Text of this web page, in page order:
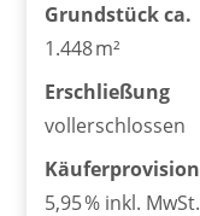
Grund­stück ca.
1.448 m²
Erschließung
vollerschlossen
Käufer­provision
5,95 % inkl. MwSt.